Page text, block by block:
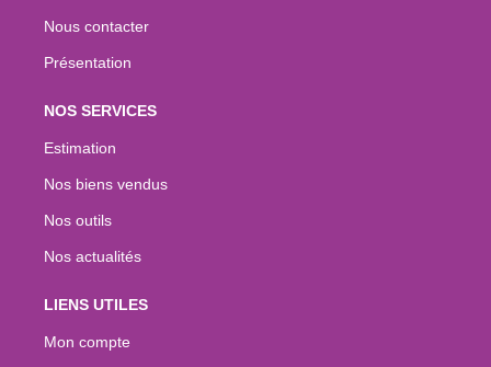
Nous contacter
Présentation
NOS SERVICES
Estimation
Nos biens vendus
Nos outils
Nos actualités
LIENS UTILES
Mon compte